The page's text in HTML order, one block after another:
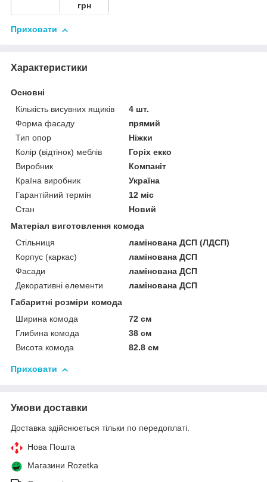
грн
Приховати
Характеристики
Основні
Кількість висувних ящиків
4 шт.
Форма фасаду
прямий
Тип опор
Ніжки
Колір (відтінок) меблів
Горіх екко
Виробник
Компаніт
Країна виробник
Україна
Гарантійний термін
12 міс
Стан
Новий
Матеріал виготовлення комода
Стільниця
ламінована ДСП (ЛДСП)
Корпус (каркас)
ламінована ДСП
Фасади
ламінована ДСП
Декоративні елементи
ламінована ДСП
Габаритні розміри комода
Ширина комода
72 см
Глибина комода
38 см
Висота комода
82.8 см
Приховати
Умови доставки
Доставка здійснюється тільки по передоплаті.
Нова Пошта
Магазини Rozetka